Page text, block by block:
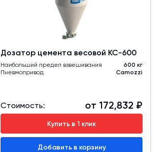
Дозатор цемента весовой КС-600
Наибольший предел взвешивания
600 кг
Пневмопривод
Camozzi
Стоимость: от 172,832 ₽
Купить в 1 клик
Добавить в корзину